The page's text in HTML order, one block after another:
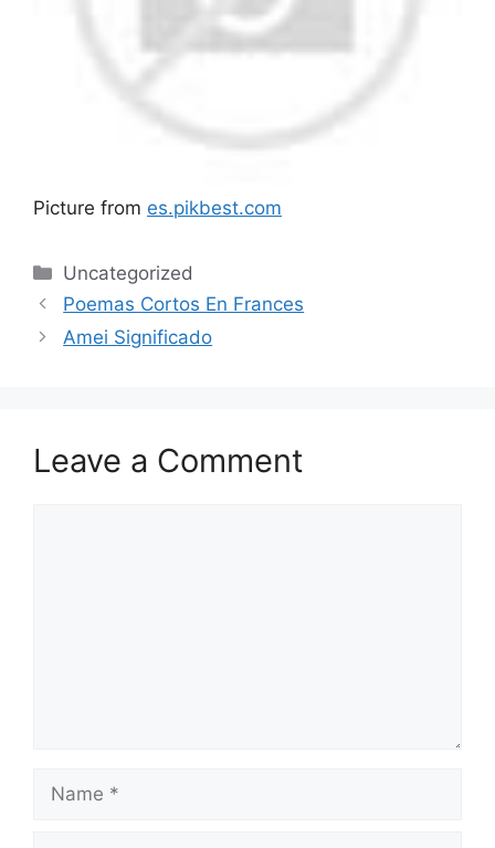
Picture from es.pikbest.com
Categories
Uncategorized
Poemas Cortos En Frances
Amei Significado
Leave a Comment